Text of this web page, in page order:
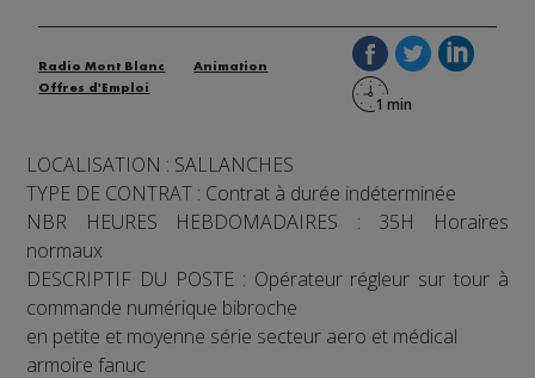
Radio Mont Blanc
Animation
Offres d'Emploi
LOCALISATION : SALLANCHES
TYPE DE CONTRAT : Contrat à durée indéterminée
NBR HEURES HEBDOMADAIRES : 35H Horaires
normaux
DESCRIPTIF DU POSTE : Opérateur régleur sur tour à
commande numérique bibroche
en petite et moyenne série secteur aero et médical
armoire fanuc